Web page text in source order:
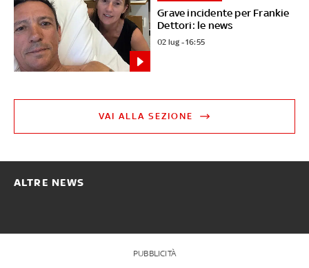
Grave incidente per Frankie
Dettori: le news
02 lug - 16:55
VAI ALLA SEZIONE
ALTRE NEWS
PUBBLICITÀ